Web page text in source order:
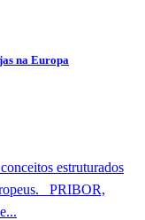
na Europa
estruturados
PRIBOR,